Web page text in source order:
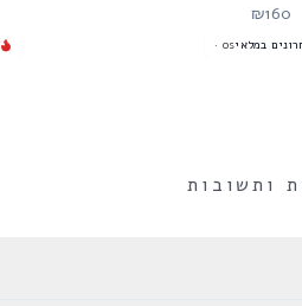
₪160
במלאי · os
ותשובות